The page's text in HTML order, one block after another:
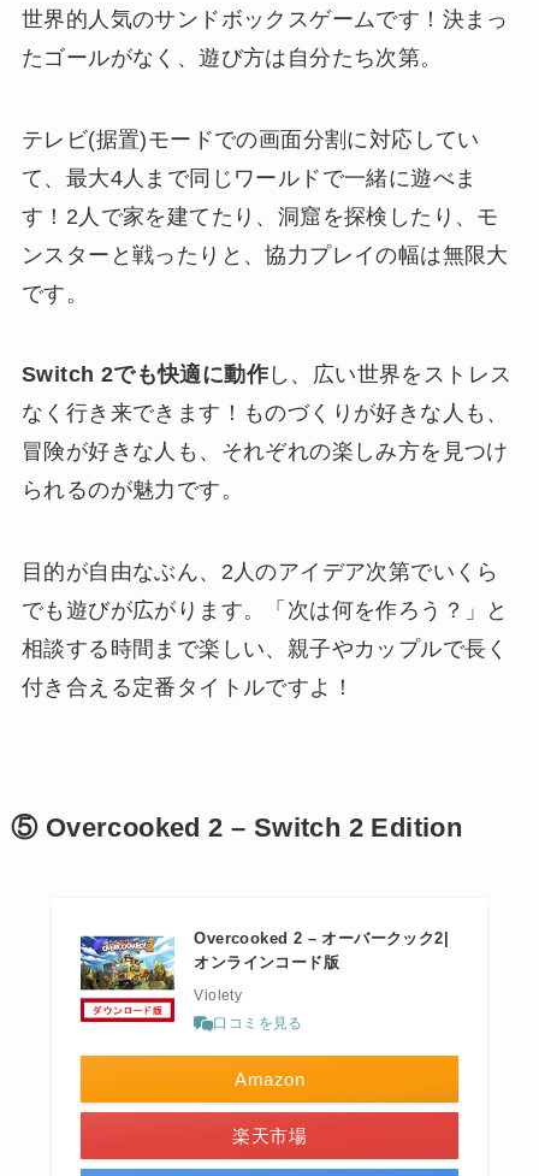
世界的人気のサンドボックスゲームです！決まっ
たゴールがなく、遊び方は自分たち次第。
テレビ(据置)モードでの画面分割に対応してい
て、最大4人まで同じワールドで一緒に遊べま
す！2人で家を建てたり、洞窟を探検したり、モ
ンスターと戦ったりと、協力プレイの幅は無限大
です。
Switch 2でも快適に動作し、広い世界をストレス
なく行き来できます！ものづくりが好きな人も、
冒険が好きな人も、それぞれの楽しみ方を見つけ
られるのが魅力です。
目的が自由なぶん、2人のアイデア次第でいくら
でも遊びが広がります。「次は何を作ろう？」と
相談する時間まで楽しい、親子やカップルで長く
付き合える定番タイトルですよ！
⑤ Overcooked 2 – Switch 2 Edition
Overcooked 2 – オーバークック2|
オンラインコード版
Violety
口コミを見る
Amazon
楽天市場